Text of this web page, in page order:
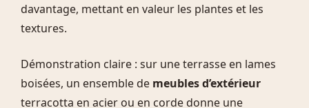
davantage, mettant en valeur les plantes et les
textures.
Démonstration claire : sur une terrasse en lames
boisées, un ensemble de meubles d’extérieur
terracotta en acier ou en corde donne une